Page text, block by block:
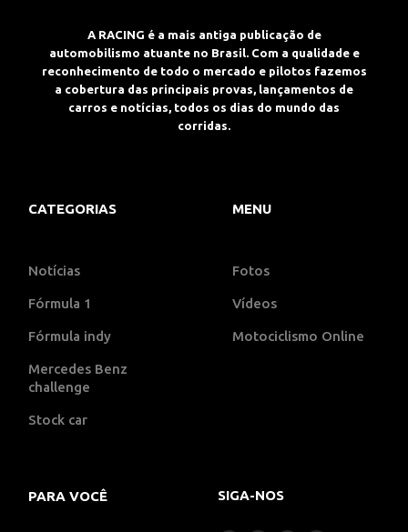
A RACING é a mais antiga publicação de
automobilismo atuante no Brasil. Com a qualidade e
reconhecimento de todo o mercado e pilotos fazemos
a cobertura das principais provas, lançamentos de
carros e notícias, todos os dias do mundo das
corridas.
CATEGORIAS
Notícias
Fórmula 1
Fórmula indy
Mercedes Benz
challenge
Stock car
MENU
Fotos
Vídeos
Motociclismo Online
PARA VOCÊ SIGA-NOS